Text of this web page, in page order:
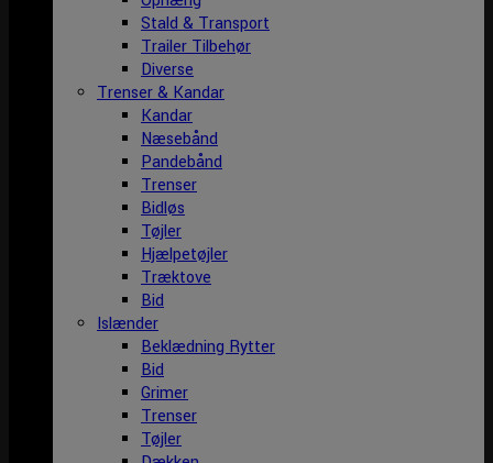
Stald & Transport
Trailer Tilbehør
Diverse
Trenser & Kandar
Kandar
Næsebånd
Pandebånd
Trenser
Bidløs
Tøjler
Hjælpetøjler
Træktove
Bid
Islænder
Beklædning Rytter
Bid
Grimer
Trenser
Tøjler